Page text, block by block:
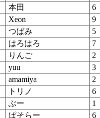
本田 6
Xeon 9
つばみ 5
はろはろ 7
りんご 2
yuu 3
amamiya 2
トリノ 6
ぶー 1
ぱそらー 6